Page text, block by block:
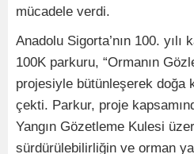
mücadele verdi.
Anadolu Sigorta’nın 100. yılı
100K parkuru, “Ormanın
projesiyle bütünleşerek doğa
çekti. Parkur, proje
Yangın Gözetleme Kulesi
sürdürülebilirliğin ve orman